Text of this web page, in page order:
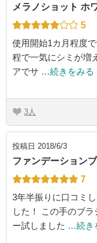
メラノショット ホ
5
使用開始1カ月程度
程で一気にシミが増
アでサ …続きをみる
3
投稿日 2018/6/3
ファンデーション
7
3年半振りに口コミ
した！ この手のブ
ー試しました …続き